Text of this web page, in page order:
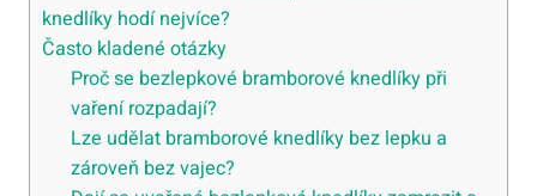
knedlíky hodí nejvíce?
Často kladené otázky
Proč se bezlepkové bramborové knedlíky při
vaření rozpadají?
Lze udělat bramborové knedlíky bez lepku a
zároveň bez vajec?